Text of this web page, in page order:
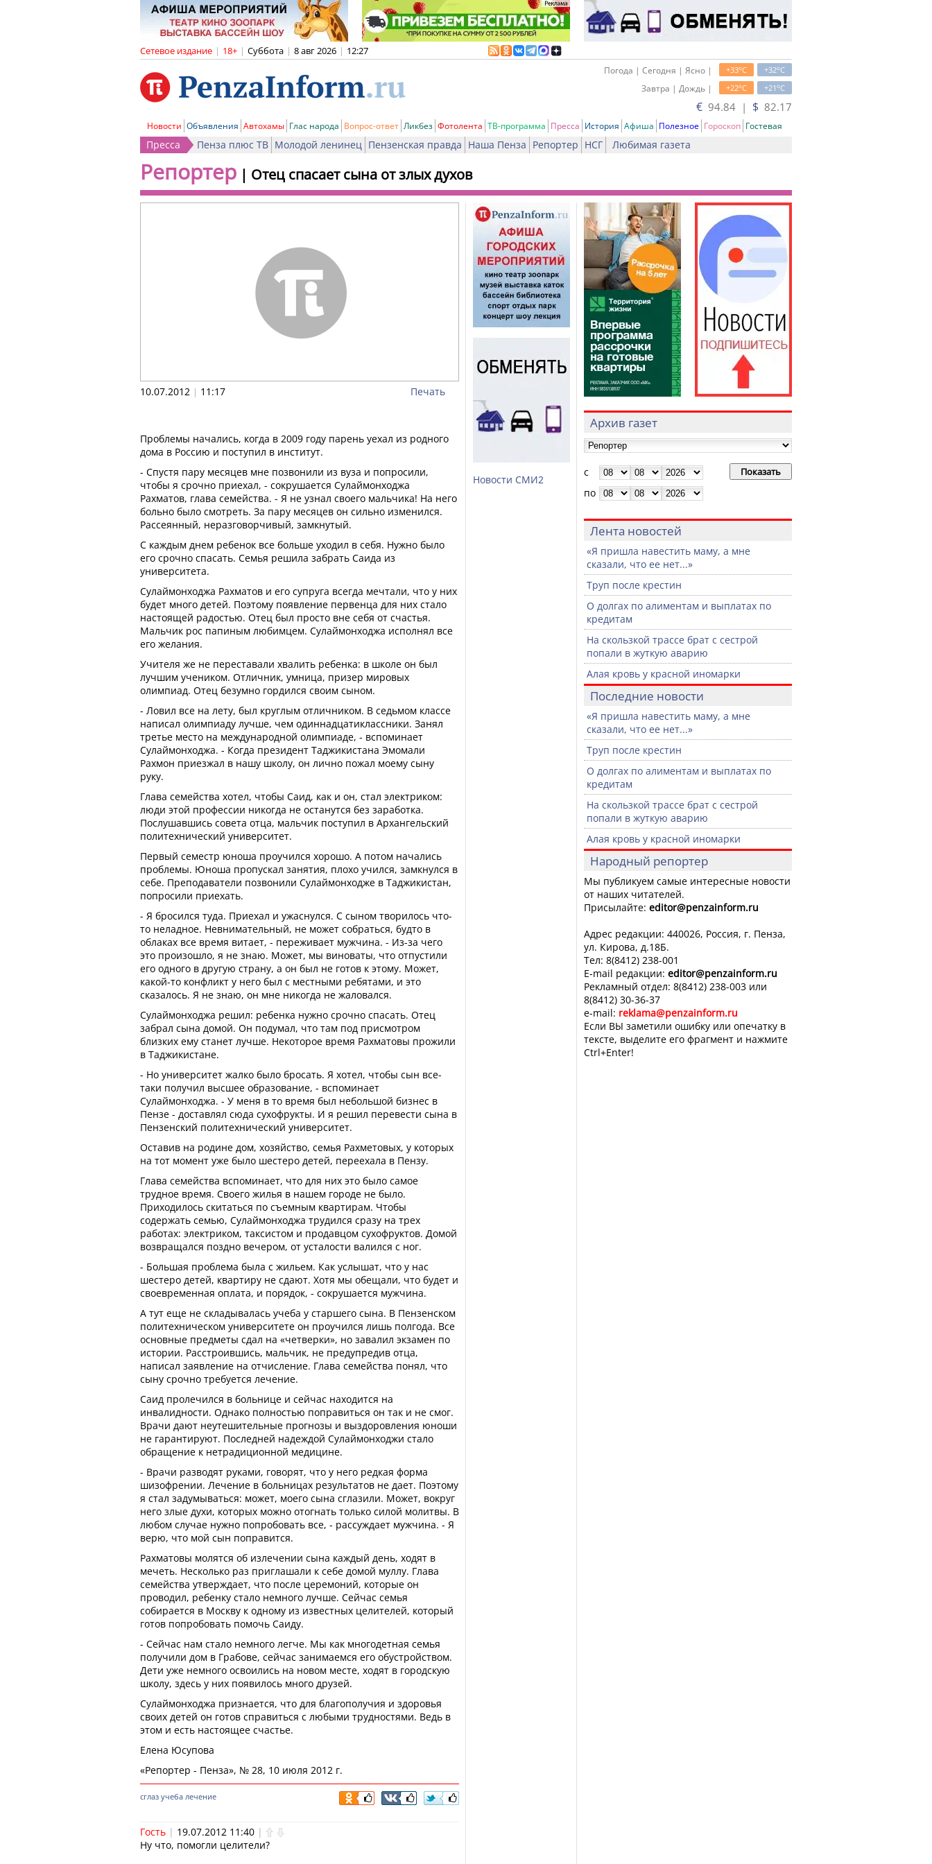
Сетевое издание | 18+ | Суббота | 8 авг 2026 | 12:27
+32oC
+33oC
Погода | Сегодня | Ясно |
+21oC
+22oC
Завтра | Дождь |
€ 94.84 | $ 82.17
Новости Объявления Автохамы Глас народа Вопрос-ответ Ликбез Фотолента ТВ-программа Пресса История Афиша Полезное Гороскоп Гостевая
Пресса Пенза плюс ТВ Молодой ленинец Пензенская правда Наша Пенза Репортер НСГ Любимая газета
Репортер | Отец спасает сына от злых духов
10.07.2012 | 11:17 Печать
Проблемы начались, когда в 2009 году парень уехал из родного
дома в Россию и поступил в институт.
- Спустя пару месяцев мне позвонили из вуза и попросили,
чтобы я срочно приехал, - сокрушается Сулаймонходжа
Рахматов, глава семейства. - Я не узнал своего мальчика! На него
больно было смотреть. За пару месяцев он сильно изменился.
Рассеянный, неразговорчивый, замкнутый.
С каждым днем ребенок все больше уходил в себя. Нужно было
его срочно спасать. Семья решила забрать Саида из
университета.
Сулаймонходжа Рахматов и его супруга всегда мечтали, что у них
будет много детей. Поэтому появление первенца для них стало
настоящей радостью. Отец был просто вне себя от счастья.
Мальчик рос папиным любимцем. Сулаймонходжа исполнял все
его желания.
Учителя же не переставали хвалить ребенка: в школе он был
лучшим учеником. Отличник, умница, призер мировых
олимпиад. Отец безумно гордился своим сыном.
- Ловил все на лету, был круглым отличником. В седьмом классе
написал олимпиаду лучше, чем одиннадцатиклассники. Занял
третье место на международной олимпиаде, - вспоминает
Сулаймонходжа. - Когда президент Таджикистана Эмомали
Рахмон приезжал в нашу школу, он лично пожал моему сыну
руку.
Глава семейства хотел, чтобы Саид, как и он, стал электриком:
люди этой профессии никогда не останутся без заработка.
Послушавшись совета отца, мальчик поступил в Архангельский
политехнический университет.
Первый семестр юноша проучился хорошо. А потом начались
проблемы. Юноша пропускал занятия, плохо учился, замкнулся в
себе. Преподаватели позвонили Сулаймонходже в Таджикистан,
попросили приехать.
- Я бросился туда. Приехал и ужаснулся. С сыном творилось что-
то неладное. Невнимательный, не может собраться, будто в
облаках все время витает, - переживает мужчина. - Из-за чего
это произошло, я не знаю. Может, мы виноваты, что отпустили
его одного в другую страну, а он был не готов к этому. Может,
какой-то конфликт у него был с местными ребятами, и это
сказалось. Я не знаю, он мне никогда не жаловался.
Сулаймонходжа решил: ребенка нужно срочно спасать. Отец
забрал сына домой. Он подумал, что там под присмотром
близких ему станет лучше. Некоторое время Рахматовы прожили
в Таджикистане.
- Но университет жалко было бросать. Я хотел, чтобы сын все-
таки получил высшее образование, - вспоминает
Сулаймонходжа. - У меня в то время был небольшой бизнес в
Пензе - доставлял сюда сухофрукты. И я решил перевести сына в
Пензенский политехнический университет.
Оставив на родине дом, хозяйство, семья Рахметовых, у которых
на тот момент уже было шестеро детей, переехала в Пензу.
Глава семейства вспоминает, что для них это было самое
трудное время. Своего жилья в нашем городе не было.
Приходилось скитаться по съемным квартирам. Чтобы
содержать семью, Сулаймонходжа трудился сразу на трех
работах: электриком, таксистом и продавцом сухофруктов. Домой
возвращался поздно вечером, от усталости валился с ног.
- Большая проблема была с жильем. Как услышат, что у нас
шестеро детей, квартиру не сдают. Хотя мы обещали, что будет и
своевременная оплата, и порядок, - сокрушается мужчина.
А тут еще не складывалась учеба у старшего сына. В Пензенском
политехническом университете он проучился лишь полгода. Все
основные предметы сдал на «четверки», но завалил экзамен по
истории. Расстроившись, мальчик, не предупредив отца,
написал заявление на отчисление. Глава семейства понял, что
сыну срочно требуется лечение.
Саид пролечился в больнице и сейчас находится на
инвалидности. Однако полностью поправиться он так и не смог.
Врачи дают неутешительные прогнозы и выздоровления юноши
не гарантируют. Последней надеждой Сулаймонходжи стало
обращение к нетрадиционной медицине.
- Врачи разводят руками, говорят, что у него редкая форма
шизофрении. Лечение в больницах результатов не дает. Поэтому
я стал задумываться: может, моего сына сглазили. Может, вокруг
него злые духи, которых можно отогнать только силой молитвы. В
любом случае нужно попробовать все, - рассуждает мужчина. - Я
верю, что мой сын поправится.
Рахматовы молятся об излечении сына каждый день, ходят в
мечеть. Несколько раз приглашали к себе домой муллу. Глава
семейства утверждает, что после церемоний, которые он
проводил, ребенку стало немного лучше. Сейчас семья
собирается в Москву к одному из известных целителей, который
готов попробовать помочь Саиду.
- Сейчас нам стало немного легче. Мы как многодетная семья
получили дом в Грабове, сейчас занимаемся его обустройством.
Дети уже немного освоились на новом месте, ходят в городскую
школу, здесь у них появилось много друзей.
Сулаймонходжа признается, что для благополучия и здоровья
своих детей он готов справиться с любыми трудностями. Ведь в
этом и есть настоящее счастье.
Елена Юсупова
«Репортер - Пенза», № 28, 10 июля 2012 г.
сглаз учеба лечение
Гость | 19.07.2012 11:40 |
Ну что, помогли целители?
Новости СМИ2
Архив газет
с
по
Лента новостей
«Я пришла навестить маму, а мне
сказали, что ее нет...»
Труп после крестин
О долгах по алиментам и выплатах по
кредитам
На скользкой трассе брат с сестрой
попали в жуткую аварию
Алая кровь у красной иномарки
Последние новости
«Я пришла навестить маму, а мне
сказали, что ее нет...»
Труп после крестин
О долгах по алиментам и выплатах по
кредитам
На скользкой трассе брат с сестрой
попали в жуткую аварию
Алая кровь у красной иномарки
Народный репортер
Мы публикуем самые интересные новости
от наших читателей.
Присылайте: editor@penzainform.ru
Адрес редакции: 440026, Россия, г. Пенза,
ул. Кирова, д.18Б.
Тел: 8(8412) 238-001
E-mail редакции: editor@penzainform.ru
Рекламный отдел: 8(8412) 238-003 или
8(8412) 30-36-37
e-mail: reklama@penzainform.ru
Если ВЫ заметили ошибку или опечатку в
тексте, выделите его фрагмент и нажмите
Ctrl+Enter!